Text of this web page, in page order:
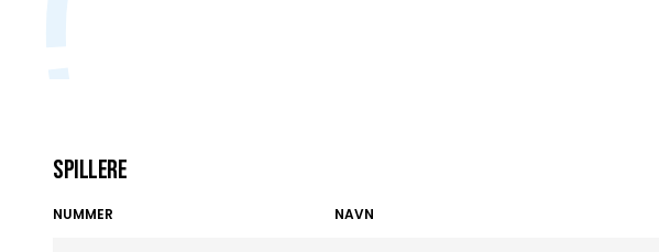
Spillere
NUMMER NAVN